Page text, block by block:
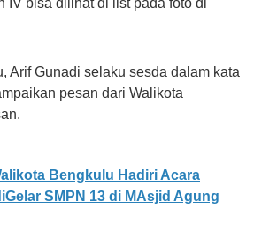
IV bisa dilihat di list pada foto di
Arif Gunadi selaku sesda dalam kata
pesan dari Walikota
Bengkulu Hadiri Acara
SMPN 13 di MAsjid Agung